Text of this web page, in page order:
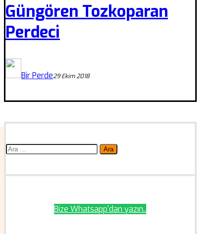
Güngören Tozkoparan
Perdeci
Bir Perde29 Ekim 2018
Arama:
Bize Whatsapp'dan yazın..